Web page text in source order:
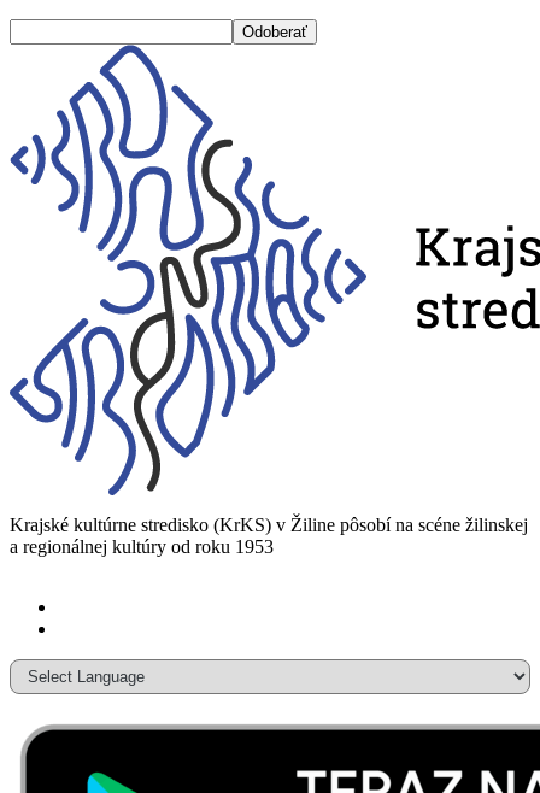
Krajské kultúrne stredisko (KrKS) v Žiline pôsobí na scéne žilinskej
a regionálnej kultúry od roku 1953